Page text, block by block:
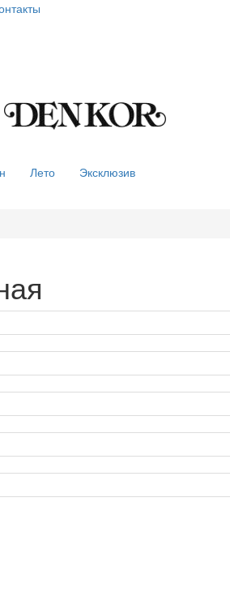
Лето Эксклюзив